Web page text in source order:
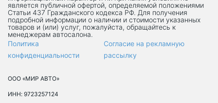
является публичной офертой, определяемой положениями
Статьи 437 Гражданского кодекса РФ. Для получения
подробной информации о наличии и стоимости указанных
товаров и (или) услуг, пожалуйста, обращайтесь к
менеджерам автосалона.
Политика
конфиденциальности
Согласие на рекламную
рассылку
ООО «МИР АВТО»
ИНН: 9723257124